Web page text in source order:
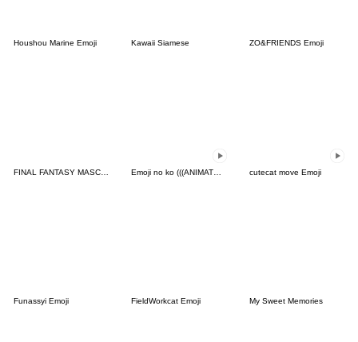
Houshou Marine Emoji Kawaii Siamese ZO&FRIENDS Emoji
cutecat move Emoji
Funassyi Emoji FieldWorkcat Emoji My Sweet Memories